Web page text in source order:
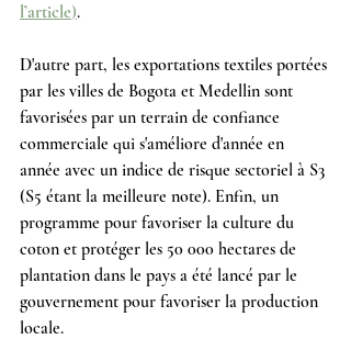
l’article).
D'autre part, les exportations textiles portées
par les villes de Bogota et Medellin sont
favorisées par un terrain de confiance
commerciale qui s'améliore d'année en
année avec un indice de risque sectoriel à S3
(S5 étant la meilleure note). Enfin, un
programme pour favoriser la culture du
coton et protéger les 50 000 hectares de
plantation dans le pays a été lancé par le
gouvernement pour favoriser la production
locale.